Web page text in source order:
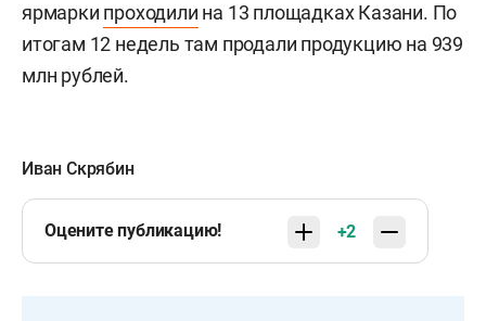
ярмарки проходили на 13 площадках Казани. По
итогам 12 недель там продали продукцию на 939
млн рублей.
Иван Скрябин
Оцените публикацию! +2